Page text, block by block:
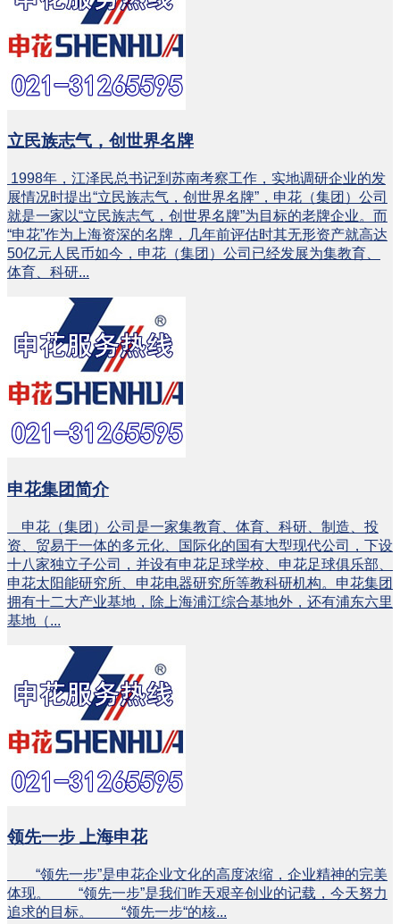
立民族志气，创世界名牌
1998年，江泽民总书记到苏南考察工作，实地调研企业的发
展情况时提出“立民族志气，创世界名牌”，申花（集团）公司
就是一家以“立民族志气，创世界名牌”为目标的老牌企业。而
“申花”作为上海资深的名牌，几年前评估时其无形资产就高达
50亿元人民币如今，申花（集团）公司已经发展为集教育、
体育、科研...
申花集团简介
申花（集团）公司是一家集教育、体育、科研、制造、投
资、贸易于一体的多元化、国际化的国有大型现代公司，下设
十八家独立子公司，并设有申花足球学校、申花足球俱乐部、
申花太阳能研究所、申花电器研究所等教科研机构。申花集团
拥有十二大产业基地，除上海浦江综合基地外，还有浦东六里
基地（...
领先一步 上海申花
“领先一步”是申花企业文化的高度浓缩，企业精神的完美
体现。 “领先一步”是我们昨天艰辛创业的记载，今天努力
追求的目标。 “领先一步“的核...